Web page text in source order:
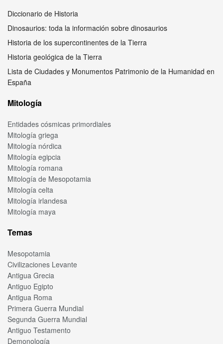
Diccionario de Historia
Dinosaurios: toda la información sobre dinosaurios
Historia de los supercontinentes de la Tierra
Historia geológica de la Tierra
Lista de Ciudades y Monumentos Patrimonio de la Humanidad en
España
Mitología
Entidades cósmicas primordiales
Mitología griega
Mitología nórdica
Mitología egipcia
Mitología romana
Mitología de Mesopotamia
Mitología celta
Mitología irlandesa
Mitología maya
Temas
Mesopotamia
Civilizaciones Levante
Antigua Grecia
Antiguo Egipto
Antigua Roma
Primera Guerra Mundial
Segunda Guerra Mundial
Antiguo Testamento
Demonología